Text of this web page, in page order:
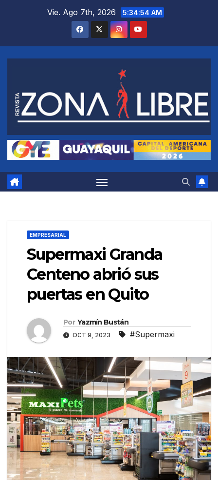
Vie. Ago 7th, 2026 5:34:55 AM
EMPRESARIAL
Supermaxi Granda
Centeno abrió sus
puertas en Quito
Por Yazmín Bustán
OCT 9, 2023 #Supermaxi